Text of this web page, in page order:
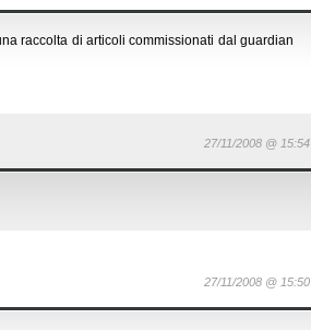
raccolta di articoli commissionati dal guardian
27/11/2008 @ 15:54
27/11/2008 @ 15:50